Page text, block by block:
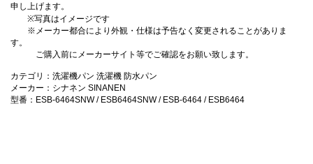
申し上げます。
※写真はイメージです
※メーカー都合により外観・仕様は予告なく変更されることがありま
す。
ご購入前にメーカーサイト等でご確認をお願い致します。
カテゴリ：洗濯機パン 洗濯機 防水パン
メーカー：シナネン SINANEN
型番：ESB-6464SNW / ESB6464SNW / ESB-6464 / ESB6464